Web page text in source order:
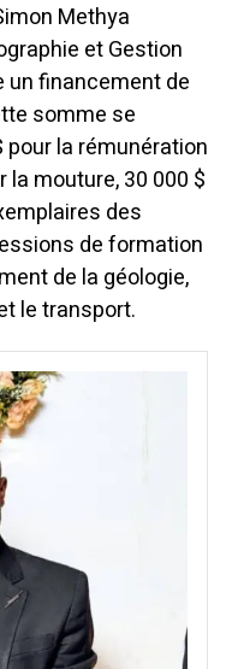
Methya
et Gestion
un financement de
somme se
la rémunération
mouture, 30 000 $
des
de formation
de la géologie,
le transport.